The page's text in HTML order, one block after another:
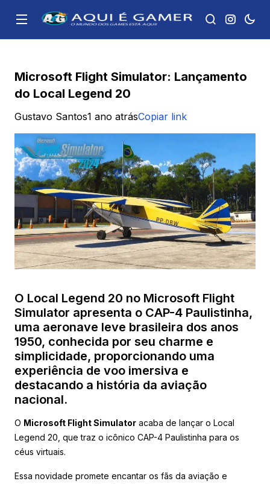
Microsoft Flight Simulator: Lançamento
do Local Legend 20
Gustavo Santos1 ano atrásCopiar link
O Local Legend 20 no Microsoft Flight
Simulator apresenta o CAP-4 Paulistinha,
uma aeronave leve brasileira dos anos
1950, conhecida por seu charme e
simplicidade, proporcionando uma
experiência de voo imersiva e
destacando a história da aviação
nacional.
O Microsoft Flight Simulator acaba de lançar o Local
Legend 20, que traz o icônico CAP-4 Paulistinha para os
céus virtuais.
Essa novidade promete encantar os fãs da aviação e